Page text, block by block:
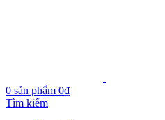
0 sản phẩm 0₫
Tìm kiếm